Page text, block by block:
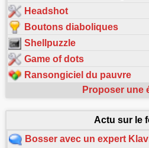
Headshot
Boutons diaboliques
Shellpuzzle
Game of dots
Ransongiciel du pauvre
Proposer une
Actu sur le
Bosser avec un expert